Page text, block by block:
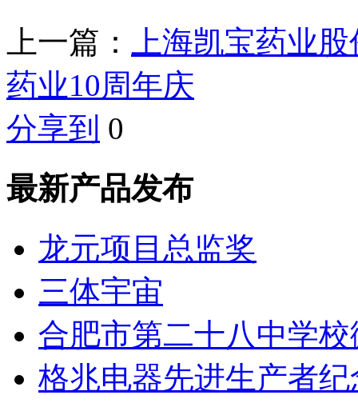
上一篇：
上海凯宝药业
药业10周年庆
分享到 0
最新产品发布
龙元项目总监奖
三体宇宙
合肥市第二十八中学校
格兆电器先进生产者